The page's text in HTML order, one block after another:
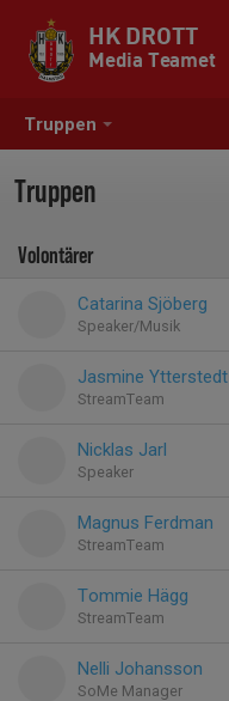
Truppen
HK DROTT
Media Teamet
Truppen
Volontärer
Catarina Sjöberg
Speaker/Musik
Jasmine Ytterstedt
StreamTeam
Nicklas Jarl
Speaker
Magnus Ferdman
StreamTeam
Tommie Hägg
StreamTeam
Nelli Johansson
SoMe Manager